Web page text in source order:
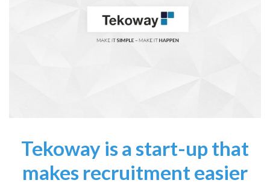
Tekoway is a start-up that
makes recruitment easier